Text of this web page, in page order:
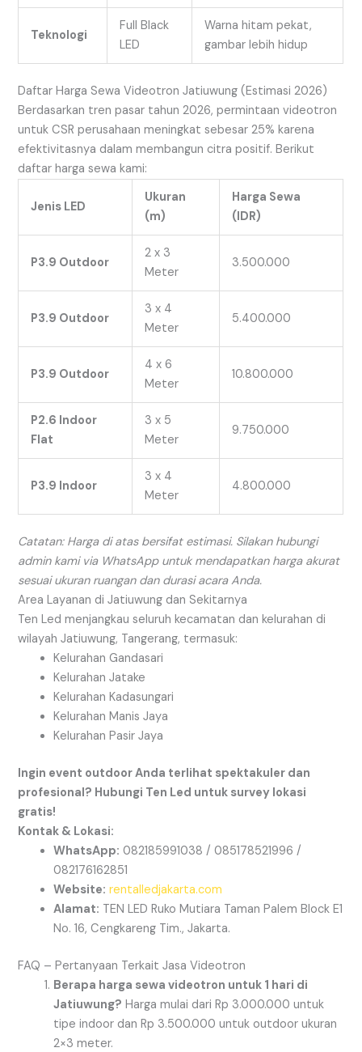
Teknologi
Full Black
LED
Warna hitam pekat,
gambar lebih hidup
Daftar Harga Sewa Videotron Jatiuwung (Estimasi 2026)
Berdasarkan tren pasar tahun 2026, permintaan videotron
untuk CSR perusahaan meningkat sebesar 25% karena
efektivitasnya dalam membangun citra positif. Berikut
daftar harga sewa kami:
Jenis LED
Ukuran
(m)
Harga Sewa
(IDR)
P3.9 Outdoor
2 x 3
Meter
3.500.000
P3.9 Outdoor
3 x 4
Meter
5.400.000
P3.9 Outdoor
4 x 6
Meter
10.800.000
P2.6 Indoor
Flat
3 x 5
Meter
9.750.000
P3.9 Indoor
3 x 4
Meter
4.800.000
Catatan: Harga di atas bersifat estimasi. Silakan hubungi
admin kami via WhatsApp untuk mendapatkan harga akurat
sesuai ukuran ruangan dan durasi acara Anda.
Area Layanan di Jatiuwung dan Sekitarnya
Ten Led menjangkau seluruh kecamatan dan kelurahan di
wilayah Jatiuwung, Tangerang, termasuk:
Kelurahan Gandasari
Kelurahan Jatake
Kelurahan Kadasungari
Kelurahan Manis Jaya
Kelurahan Pasir Jaya
Ingin event outdoor Anda terlihat spektakuler dan
profesional? Hubungi Ten Led untuk survey lokasi
gratis!
Kontak & Lokasi:
WhatsApp: 082185991038 / 085178521996 /
082176162851
Website: rentalledjakarta.com
Alamat: TEN LED Ruko Mutiara Taman Palem Block E1
No. 16, Cengkareng Tim., Jakarta.
FAQ – Pertanyaan Terkait Jasa Videotron
Berapa harga sewa videotron untuk 1 hari di
Jatiuwung? Harga mulai dari Rp 3.000.000 untuk
tipe indoor dan Rp 3.500.000 untuk outdoor ukuran
2×3 meter.